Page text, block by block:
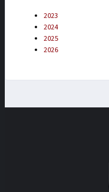
2023
2024
2025
2026